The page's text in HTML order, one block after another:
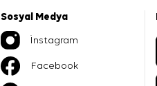
Sosyal Medya
İnstagram
Facebook